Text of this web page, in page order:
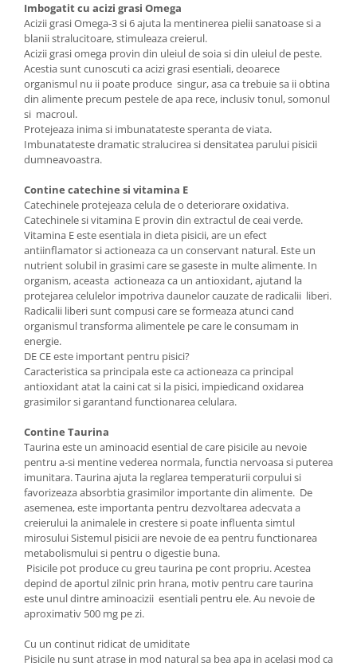
Imbogatit cu acizi grasi Omega
Acizii grasi Omega-3 si 6 ajuta la mentinerea pielii sanatoase si a
blanii stralucitoare, stimuleaza creierul.
Acizii grasi omega provin din uleiul de soia si din uleiul de peste.
Acestia sunt cunoscuti ca acizi grasi esentiali, deoarece
organismul nu ii poate produce singur, asa ca trebuie sa ii obtina
din alimente precum pestele de apa rece, inclusiv tonul, somonul
si macroul.
Protejeaza inima si imbunatateste speranta de viata.
Imbunatateste dramatic stralucirea si densitatea parului pisicii
dumneavoastra.
Contine catechine si vitamina E
Catechinele protejeaza celula de o deteriorare oxidativa.
Catechinele si vitamina E provin din extractul de ceai verde.
Vitamina E este esentiala in dieta pisicii, are un efect
antiinflamator si actioneaza ca un conservant natural. Este un
nutrient solubil in grasimi care se gaseste in multe alimente. In
organism, aceasta actioneaza ca un antioxidant, ajutand la
protejarea celulelor impotriva daunelor cauzate de radicalii liberi.
Radicalii liberi sunt compusi care se formeaza atunci cand
organismul transforma alimentele pe care le consumam in
energie.
DE CE este important pentru pisici?
Caracteristica sa principala este ca actioneaza ca principal
antioxidant atat la caini cat si la pisici, impiedicand oxidarea
grasimilor si garantand functionarea celulara.
Contine Taurina
Taurina este un aminoacid esential de care pisicile au nevoie
pentru a-si mentine vederea normala, functia nervoasa si puterea
imunitara. Taurina ajuta la reglarea temperaturii corpului si
favorizeaza absorbtia grasimilor importante din alimente. De
asemenea, este importanta pentru dezvoltarea adecvata a
creierului la animalele in crestere si poate influenta simtul
mirosului Sistemul pisicii are nevoie de ea pentru functionarea
metabolismului si pentru o digestie buna.
Pisicile pot produce cu greu taurina pe cont propriu. Acestea
depind de aportul zilnic prin hrana, motiv pentru care taurina
este unul dintre aminoacizii esentiali pentru ele. Au nevoie de
aproximativ 500 mg pe zi.
Cu un continut ridicat de umiditate
Pisicile nu sunt atrase in mod natural sa bea apa in acelasi mod ca